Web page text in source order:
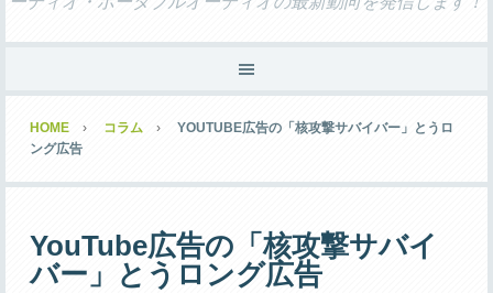
HOME コラム
YOUTUBE広告の「核攻撃サバイバー」とうロ
ング広告
YouTube広告の「核攻撃サバイ
バー」とうロング広告